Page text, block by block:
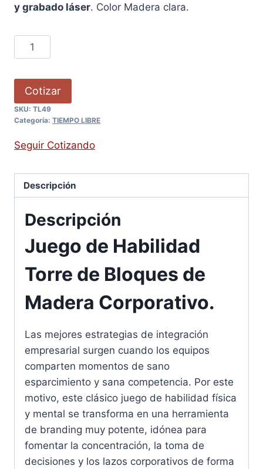
y grabado láser. Color Madera clara.
Cotizar
SKU: TL49
Categoría: TIEMPO LIBRE
Seguir Cotizando
Descripción
Descripción
Juego de Habilidad
Torre de Bloques de
Madera Corporativo.
Las mejores estrategias de integración
empresarial surgen cuando los equipos
comparten momentos de sano
esparcimiento y sana competencia. Por este
motivo, este clásico juego de habilidad física
y mental se transforma en una herramienta
de branding muy potente, idónea para
fomentar la concentración, la toma de
decisiones y los lazos corporativos de forma